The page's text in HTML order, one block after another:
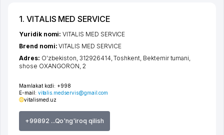
1. VITALIS MED SERVICE
Mamlakat kodi: +998
E-mail: vitalis.medservis@gmail.com
vitalismed.uz
+99892 ...Qo'ng'iroq qilish
Yuridik nomi:VITALIS MED SERVICE
Brend nomi:VITALIS MED SERVICE
Adres: O'zbekiston, 312926414,Toshkent Bektemir tumani
shose OXANGORON , 2